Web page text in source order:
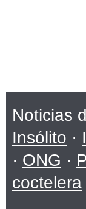
Noticias
Insólito ·
· ONG ·
coctelera